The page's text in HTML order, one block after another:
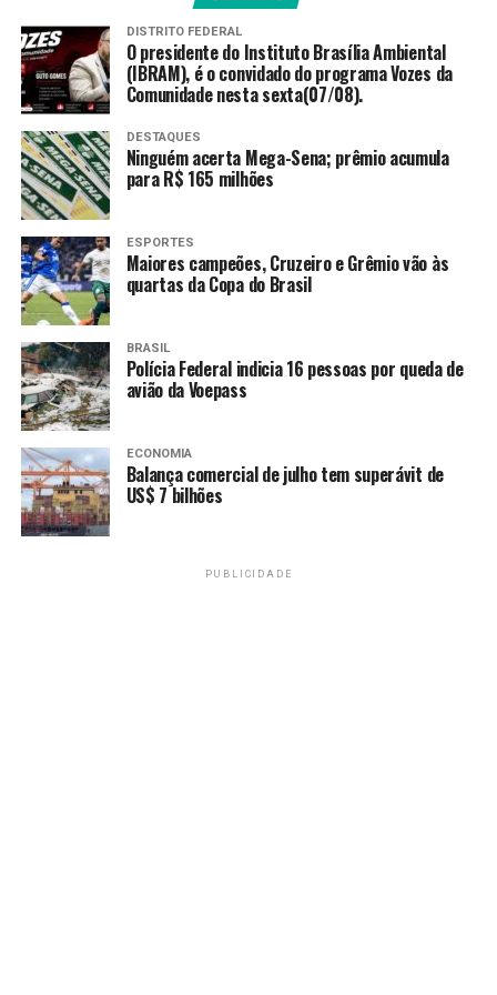
esteve no centro do projeto
político iraniano desde 1979
[Ano da Revolução
Iraniana]. Isso é uma das
razões pelas quais o Irã tem
sido confrontado.”
Para o especialista,o Irã tem forte relevância para a
questão palestina e para os grupos islâmicos de
resistência armada que buscam revolução armada e
libertação nacional radical na Palestina.
Huberman acrescenta que a queda do Irã permitirá que
os EUA e Israel reorganizem o Oriente Médio “como bem
entendem”. Para ele,o conflito facilita o avanço da
anexação da Cisjordânia por Israel
“Desde o cessar-fogo em
Gaza, Israel tem avançado
DISTRITO FEDERAL
O presidente do Instituto Brasília Ambiental
(IBRAM), é o convidado do programa Vozes da
Comunidade nesta sexta(07/08).
DESTAQUES
Ninguém acerta Mega-Sena; prêmio acumula
para R$ 165 milhões
ESPORTES
Maiores campeões, Cruzeiro e Grêmio vão às
quartas da Copa do Brasil
BRASIL
Polícia Federal indicia 16 pessoas por queda de
avião da Voepass
ECONOMIA
Balança comercial de julho tem superávit de
US$ 7 bilhões
PUBLICIDADE